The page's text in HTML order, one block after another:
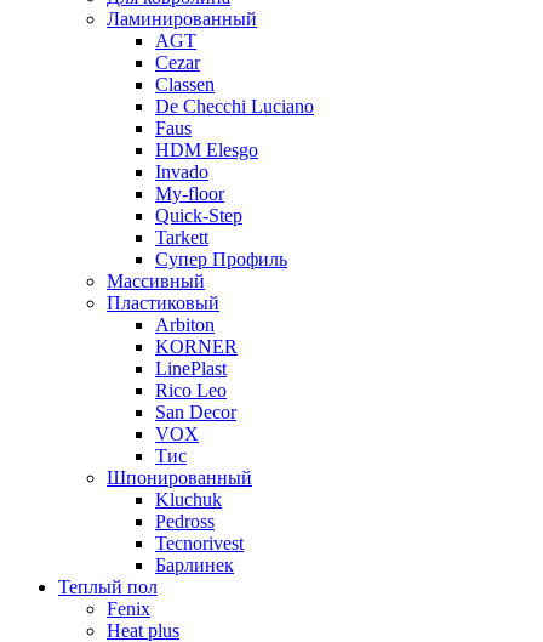
Ламинированный
AGT
Cezar
Classen
De Checchi Luciano
Faus
HDM Elesgo
Invado
My-floor
Quick-Step
Tarkett
Супер Профиль
Массивный
Пластиковый
Arbiton
KORNER
LinePlast
Rico Leo
San Decor
VOX
Тис
Шпонированный
Kluchuk
Pedross
Tecnorivest
Барлинек
Теплый пол
Fenix
Heat plus